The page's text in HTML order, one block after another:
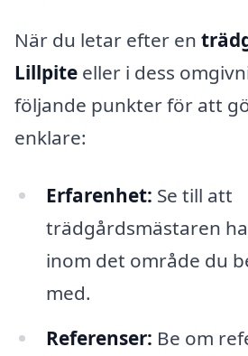
När du letar efter en
Lillpite eller i dess
följande punkter för att
enklare:
Erfarenhet: Se till att
trädgårdsmästaren
inom det område du
med.
Referenser: Be om